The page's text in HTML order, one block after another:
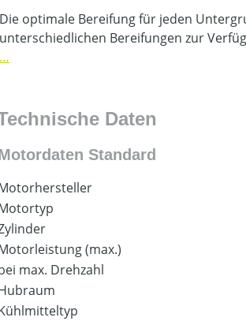
Die optimale Bereifung für jeden
unterschiedlichen Bereifungen zur
…
Daten
Standard
(max.)
max. Drehzahl